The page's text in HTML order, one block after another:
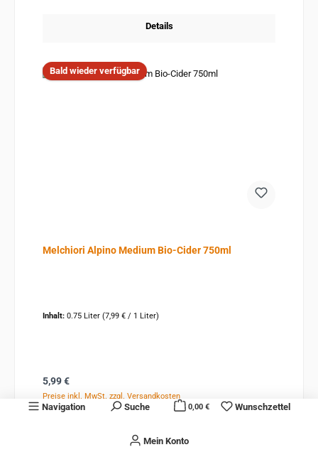
Navigation Suche Wunschzettel
Mein Konto
0,00 €
Details
Bald wieder verfügbar
Melchiori Alpino Medium Bio-Cider 750ml
Inhalt: 0.75 Liter (7,99 € / 1 Liter)
Regulärer Preis:
5,99 €
Preise inkl. MwSt. zzgl. Versandkosten